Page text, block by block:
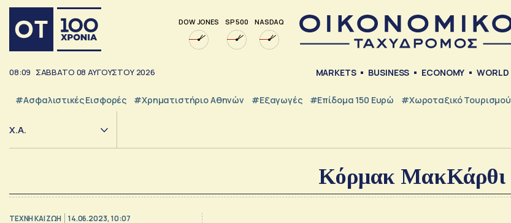
DOW JONES SP 500 NASDAQ
08:09 ΣΑΒΒΑΤΟ 08 ΑΥΓΟΥΣΤΟΥ 2026 MARKETS BUSINESS ECONOMY WORLD
#Ασφαλιστικές Εισφορές #Χρηματιστήριο Αθηνών #εξαγωγές #Επίδομα 150 Ευρώ #Χωροταξικό Τουρισμού
Χ.Α.
Κόρμακ ΜακΚάρθι
TΕΧΝΗ ΚΑΙ ΖΩΗ 14.06.2023, 10:07